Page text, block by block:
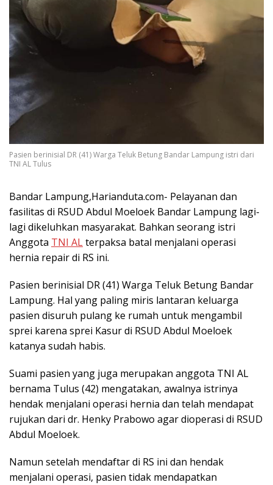
Pasien berinisial DR (41) Warga Teluk Betung Bandar Lampung istri dari
TNI AL Tulus
Bandar Lampung,Harianduta.com- Pelayanan dan
fasilitas di RSUD Abdul Moeloek Bandar Lampung lagi-
lagi dikeluhkan masyarakat. Bahkan seorang istri
Anggota TNI ALterpaksa batal menjalani operasi
hernia repair di RS ini.
Pasien berinisial DR (41) Warga Teluk Betung Bandar
Lampung. Hal yang paling miris lantaran keluarga
pasien disuruh pulang ke rumah untuk mengambil
sprei karena sprei Kasur di RSUD Abdul Moeloek
katanya sudah habis.
Suami pasien yang juga merupakan anggota TNI AL
bernama Tulus (42) mengatakan, awalnya istrinya
hendak menjalani operasi hernia dan telah mendapat
rujukan dari dr. Henky Prabowo agar dioperasi di RSUD
Abdul Moeloek.
Namun setelah mendaftar di RS ini dan hendak
menjalani operasi, pasien tidak mendapatkan